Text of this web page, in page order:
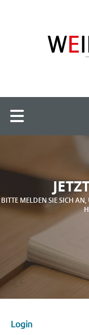
BITTE MELDEN SIE SICH
Login